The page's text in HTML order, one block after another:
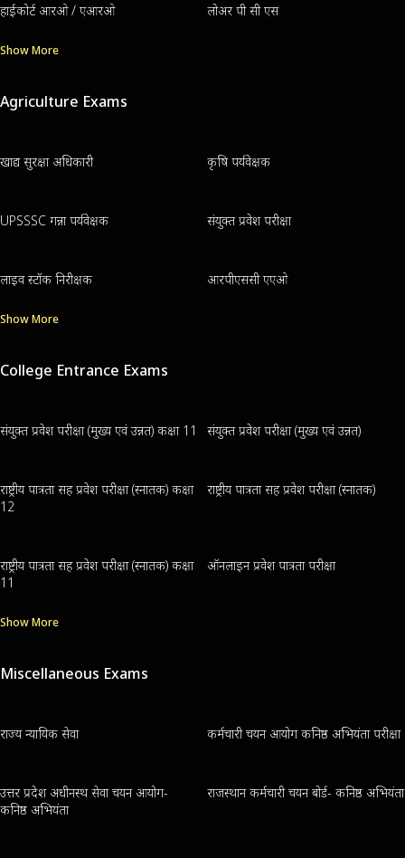
हाईकोर्ट आरओ / एआरओ लोअर पी सी एस
Show More
Agriculture Exams
खाद्य सुरक्षा अधिकारी कृषि पर्यवेक्षक
UPSSSC गन्ना पर्यवेक्षक संयुक्त प्रवेश परीक्षा
लाइव स्टॉक निरीक्षक आरपीएससी एएओ
Show More
College Entrance Exams
संयुक्त प्रवेश परीक्षा (मुख्य एवं उन्नत) कक्षा 11 संयुक्त प्रवेश परीक्षा (मुख्य एवं उन्नत)
राष्ट्रीय पात्रता सह प्रवेश परीक्षा (स्नातक) कक्षा
12
राष्ट्रीय पात्रता सह प्रवेश परीक्षा (स्नातक)
राष्ट्रीय पात्रता सह प्रवेश परीक्षा (स्नातक) कक्षा
11
ऑनलाइन प्रवेश पात्रता परीक्षा
Show More
Miscellaneous Exams
राज्य न्यायिक सेवा कर्मचारी चयन आयोग कनिष्ठ अभियंता परीक्षा
उत्तर प्रदेश अधीनस्थ सेवा चयन आयोग-
कनिष्ठ अभियंता
राजस्थान कर्मचारी चयन बोर्ड- कनिष्ठ अभियंता